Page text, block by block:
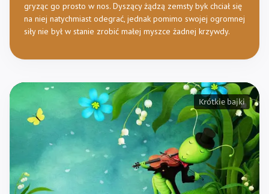
gryząc go prosto w nos. Dyszący żądzą zemsty byk chciał się
na niej natychmiast odegrać, jednak pomimo swojej ogromnej
siły nie był w stanie zrobić małej myszce żadnej krzywdy.
Krótkie bajki